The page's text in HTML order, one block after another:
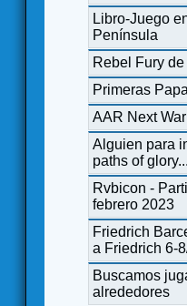
Libro-Juego
Península
Rebel Fury
Primeras
AAR Next
Alguien para
paths of
Rvbicon -
febrero 2023
Friedrich
a Friedrich 6-
Buscamos
alrededores